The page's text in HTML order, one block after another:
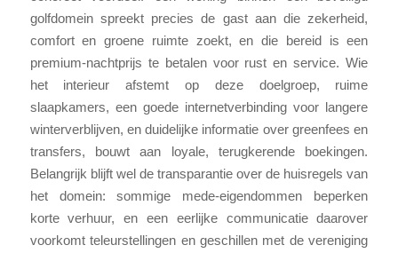
golfdomein spreekt precies de gast aan die zekerheid,
comfort en groene ruimte zoekt, en die bereid is een
premium-nachtprijs te betalen voor rust en service. Wie
het interieur afstemt op deze doelgroep, ruime
slaapkamers, een goede internetverbinding voor langere
winterverblijven, en duidelijke informatie over greenfees en
transfers, bouwt aan loyale, terugkerende boekingen.
Belangrijk blijft wel de transparantie over de huisregels van
het domein: sommige mede-eigendommen beperken
korte verhuur, en een eerlijke communicatie daarover
voorkomt teleurstellingen en geschillen met de vereniging